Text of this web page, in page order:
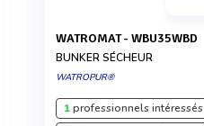
WATROMAT - WBU35WBD
BUNKER SÉCHEUR
WATROPUR®
1professionnels intéressés